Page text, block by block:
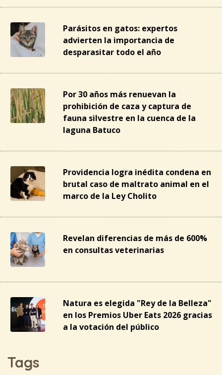
Parásitos en gatos: expertos
advierten la importancia de
desparasitar todo el año
Por 30 años más renuevan la
prohibición de caza y captura de
fauna silvestre en la cuenca de la
laguna Batuco
Providencia logra inédita condena en
brutal caso de maltrato animal en el
marco de la Ley Cholito
Revelan diferencias de más de 600%
en consultas veterinarias
Natura es elegida "Rey de la Belleza"
en los Premios Uber Eats 2026 gracias
a la votación del público
Tags